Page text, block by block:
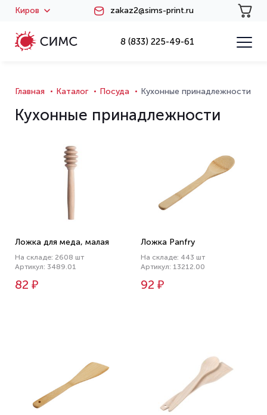
Киров zakaz2@sims-print.ru
8 (833) 225-49-61
Главная Каталог Посуда Кухонные принадлежности
Кухонные принадлежности
Ложка для меда, малая
На складе: 2608 шт
Артикул: 3489.01
82 ₽
Ложка Panfry
На складе: 443 шт
Артикул: 13212.00
92 ₽